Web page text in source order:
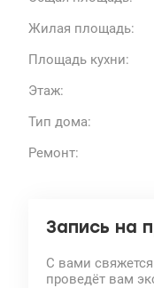
Жилая площадь:
Площадь кухни:
Этаж:
Тип дома:
Ремонт:
Запись на
С вами
проведёт вам